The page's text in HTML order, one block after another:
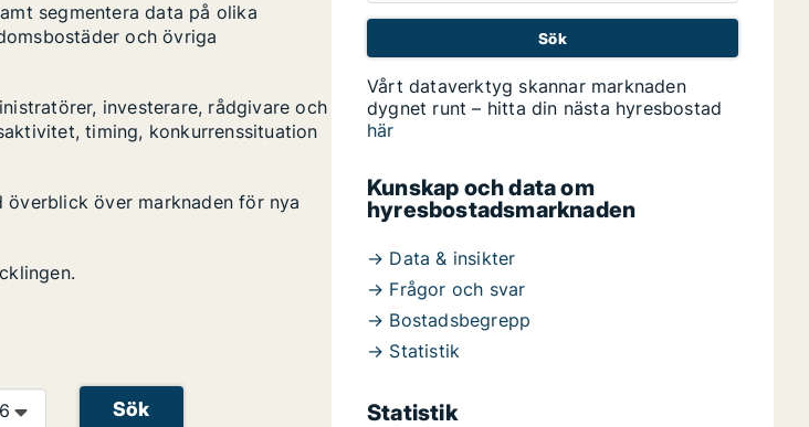
segmentera data på olika
och övriga
investerare, rådgivare och
timing, konkurrenssituation
överblick över marknaden för nya
Sök
Vårt dataverktyg skannar marknaden
dygnet runt – hitta din nästa hyresbostad
här
Kunskap och data om
hyresbostadsmarknaden
→ Data & insikter
→ Frågor och svar
→ Bostadsbegrepp
→ Statistik
Statistik